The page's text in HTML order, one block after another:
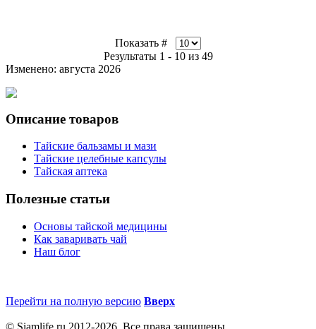
Показать #
Результаты 1 - 10 из 49
Изменено: августа 2026
Описание товаров
Тайские бальзамы и мази
Тайские целебные капсулы
Тайская аптека
Полезные статьи
Основы тайской медицины
Как заваривать чай
Наш блог
Перейти на полную версию Вверх
© Siamlife.ru 2012-2026. Все права защищены.